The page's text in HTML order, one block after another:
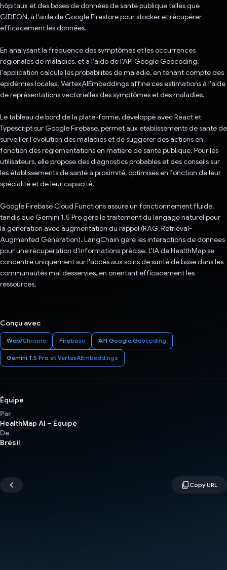
hôpitaux et des bases de données de santé publique telles que
GIDEON, à l'aide de Google Firestore pour stocker et récupérer
efficacement les données.
En analysant la fréquence des symptômes et les occurrences
régionales de maladies, et à l'aide de l'API Google Geocoding,
l'application calcule les probabilités de maladie, en tenant compte des
épidémies locales. VertexAIEmbeddings affine ces estimations à l'aide
de représentations vectorielles des symptômes et des maladies.
Le tableau de bord de la plate-forme, développé avec React et
Typescript sur Google Firebase, permet aux établissements de santé de
surveiller l'évolution des maladies et de suggérer des actions en
fonction des réglementations en matière de santé publique. Pour les
utilisateurs, elle propose des diagnostics probables et des conseils sur
les établissements de santé à proximité, optimisés en fonction de leur
spécialité et de leur capacité.
Google Firebase Cloud Functions assure un fonctionnement fluide,
tandis que Gemini 1.5 Pro gère le traitement du langage naturel pour
la génération avec augmentation du rappel (RAG, Retrieval-
Augmented Generation). LangChain gère les interactions de données
pour une récupération d'informations précise. L'IA de HealthMap se
concentre uniquement sur l'accès aux soins de santé de base dans les
communautés mal desservies, en orientant efficacement les
ressources.
Conçu avec
Web/Chrome Firebase API Google Geocoding
Gemini 1.5 Pro et VertexAEmbeddings
Équipe
Par
HealthMap AI – Équipe
De
Brésil